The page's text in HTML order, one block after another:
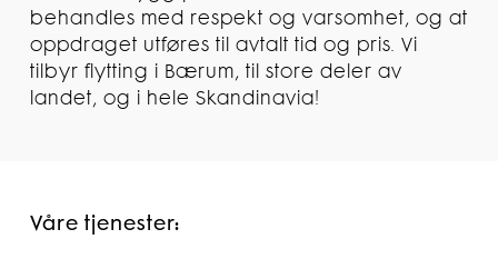
behandles med respekt og varsomhet, og at
oppdraget utføres til avtalt tid og pris. Vi
tilbyr flytting i Bærum, til store deler av
landet, og i hele Skandinavia!
Våre tjenester: